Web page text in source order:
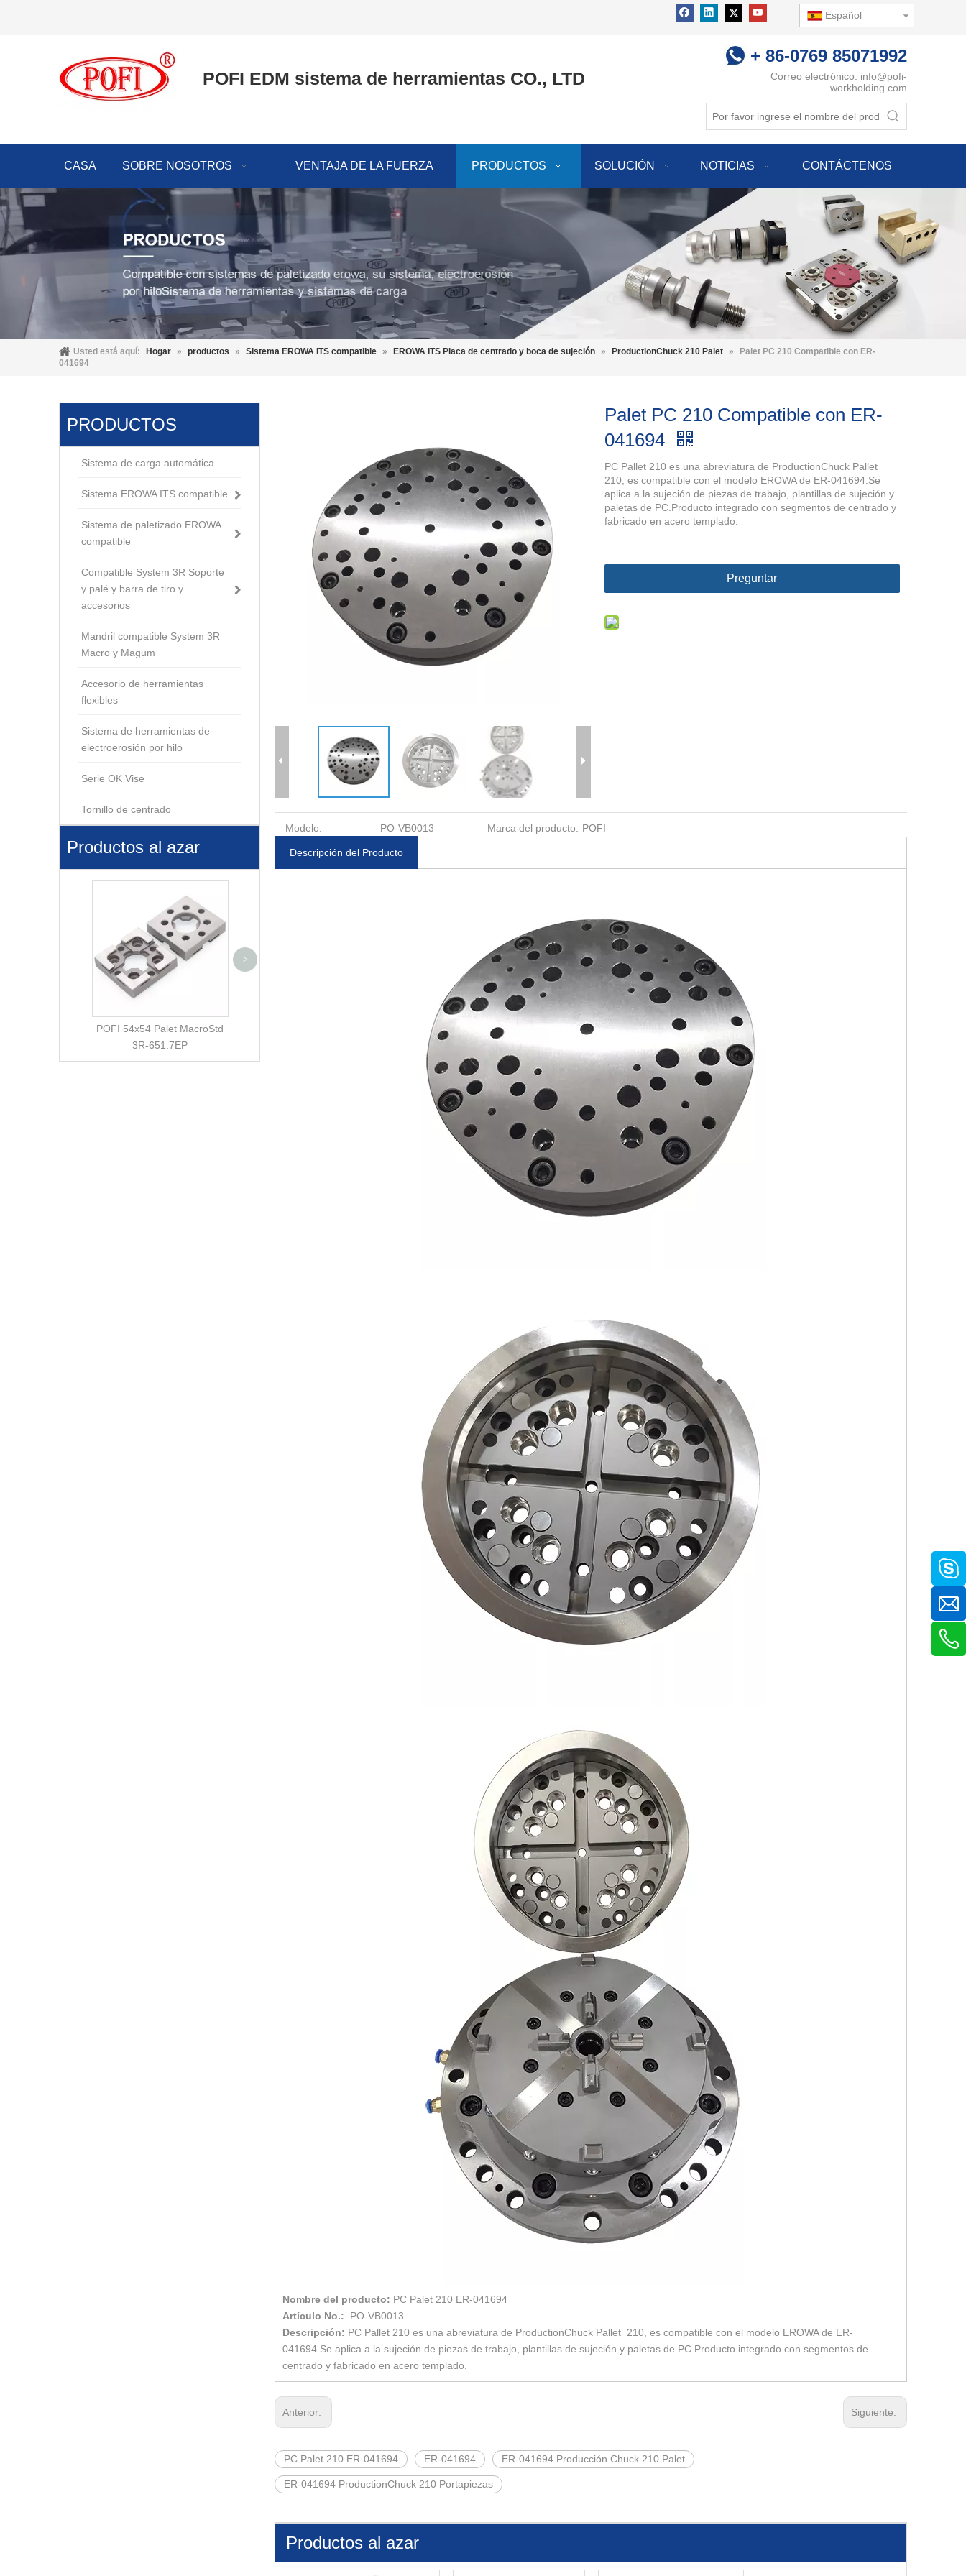
Español
POFI EDM sistema de herramientas CO., LTD
+ 86-0769 85071992
Correo electrónico: info@pofi-
workholding.com
CASA SOBRE NOSOTROS VENTAJA DE LA FUERZA PRODUCTOS SOLUCIÓN NOTICIAS CONTÁCTENOS
Usted está aquí: Hogar » productos » Sistema EROWA ITS compatible » EROWA ITS Placa de centrado y boca de sujeción » ProductionChuck 210 Palet »
Palet PC 210 Compatible con ER-
041694
PRODUCTOS
Sistema de carga automática
Sistema EROWA ITS compatible
Sistema de paletizado EROWA
compatible
Compatible System 3R Soporte
y palé y barra de tiro y
accesorios
Mandril compatible System 3R
Macro y Magum
Accesorio de herramientas
flexibles
Sistema de herramientas de
electroerosión por hilo
Serie OK Vise
Tornillo de centrado
Productos al azar
POFI 54x54 Palet MacroStd
3R-651.7EP
Sensor de centrado 3M D6
Tornillo de banco de péndulo
giratorio 0-100 Unoset ER-
008856
Unititular ER-010793 ER-
009223
>
Palet PC 210 Compatible con ER-
041694
PC Pallet 210 es una abreviatura de ProductionChuck Pallet
210, es compatible con el modelo EROWA de ER-041694.Se
aplica a la sujeción de piezas de trabajo, plantillas de sujeción y
paletas de PC.Producto integrado con segmentos de centrado y
fabricado en acero templado.
Preguntar
Modelo: PO-VB0013 Marca del producto: POFI
Descripción del Producto
Nombre del producto: PC Palet 210 ER-041694
Artículo No.: PO-VB0013
Descripción: PC Pallet 210 es una abreviatura de ProductionChuck Pallet 210, es compatible con el modelo EROWA de ER-
041694.Se aplica a la sujeción de piezas de trabajo, plantillas de sujeción y paletas de PC.Producto integrado con segmentos de
centrado y fabricado en acero templado.
Anterior: Siguiente:
PC Palet 210 ER-041694 ER-041694 ER-041694 Producción Chuck 210 Palet
ER-041694 ProductionChuck 210 Portapiezas
Productos al azar